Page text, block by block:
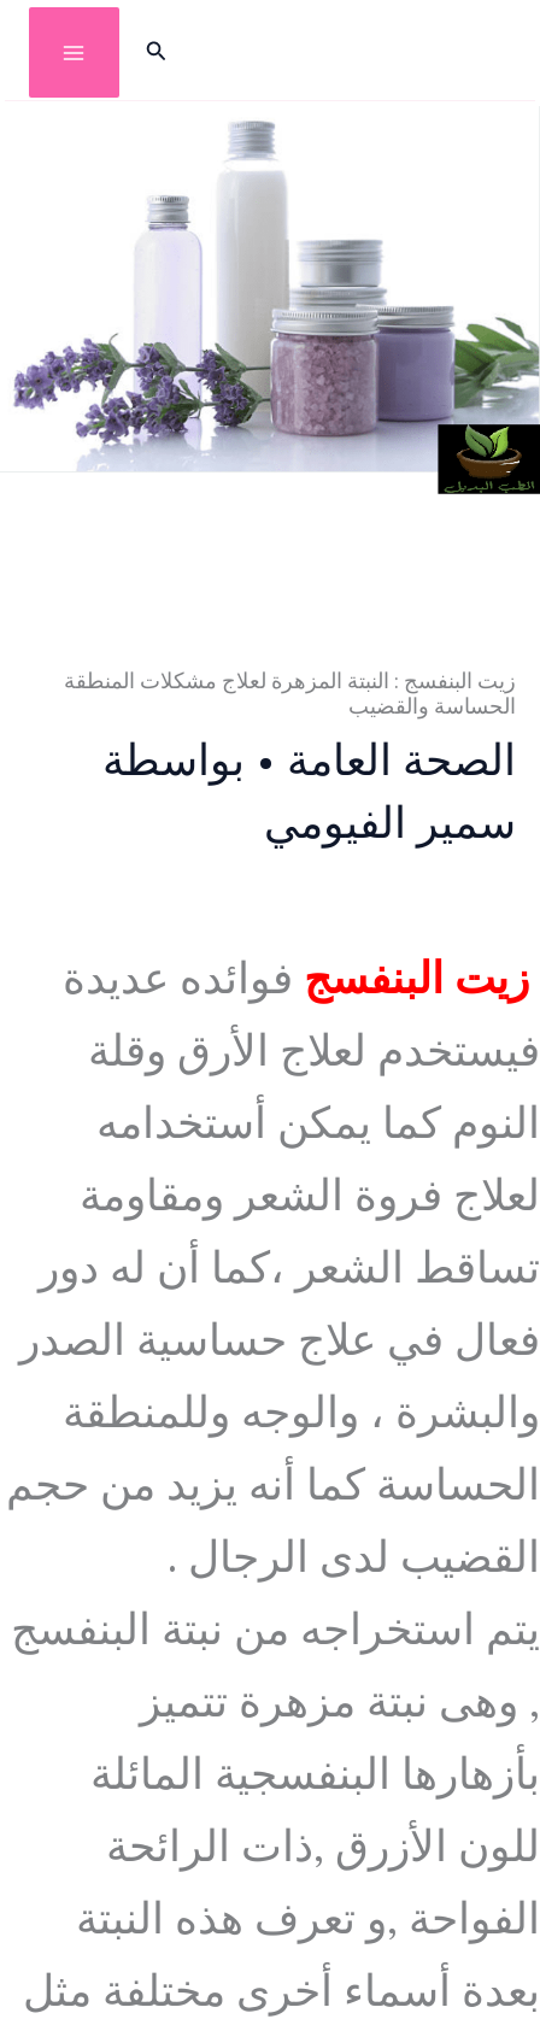
البحث
زيت البنفسج : النبتة المزهرة لعلاج مشكلات المنطقة
الحساسة والقضيب
الصحة العامة • بواسطة
سمير الفيومي
زيت البنفسج فوائده عديدة
فيستخدم لعلاج الأرق وقلة
النوم كما يمكن أستخدامه
لعلاج فروة الشعر ومقاومة
تساقط الشعر ،كما أن له دور
فعال في علاج حساسية الصدر
والبشرة ، والوجه وللمنطقة
الحساسة كما أنه يزيد من حجم
القضيب لدى الرجال .
يتم استخراجه من نبتة البنفسج
, وهى نبتة مزهرة تتميز
بأزهارها البنفسجية المائلة
للون الأزرق ,ذات الرائحة
الفواحة ,و تعرف هذه النبتة
بعدة أسماء أخرى مختلفة مثل